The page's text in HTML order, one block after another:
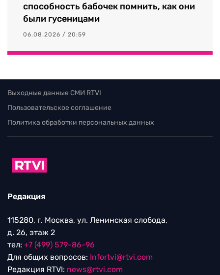
способность бабочек помнить, как они
были гусеницами
06.08.2026 / 20:59
Выходные данные СМИ RTVI
Пользовательское соглашение
Политика обработки персональных данных
Редакция
115280, г. Москва, ул. Ленинская слобода,
д. 26, этаж 2
тел: +7 (499) 579-86-96
Для общих вопросов: Infortvi@rtvi.com
Редакция RTVI: news@rtvi.com